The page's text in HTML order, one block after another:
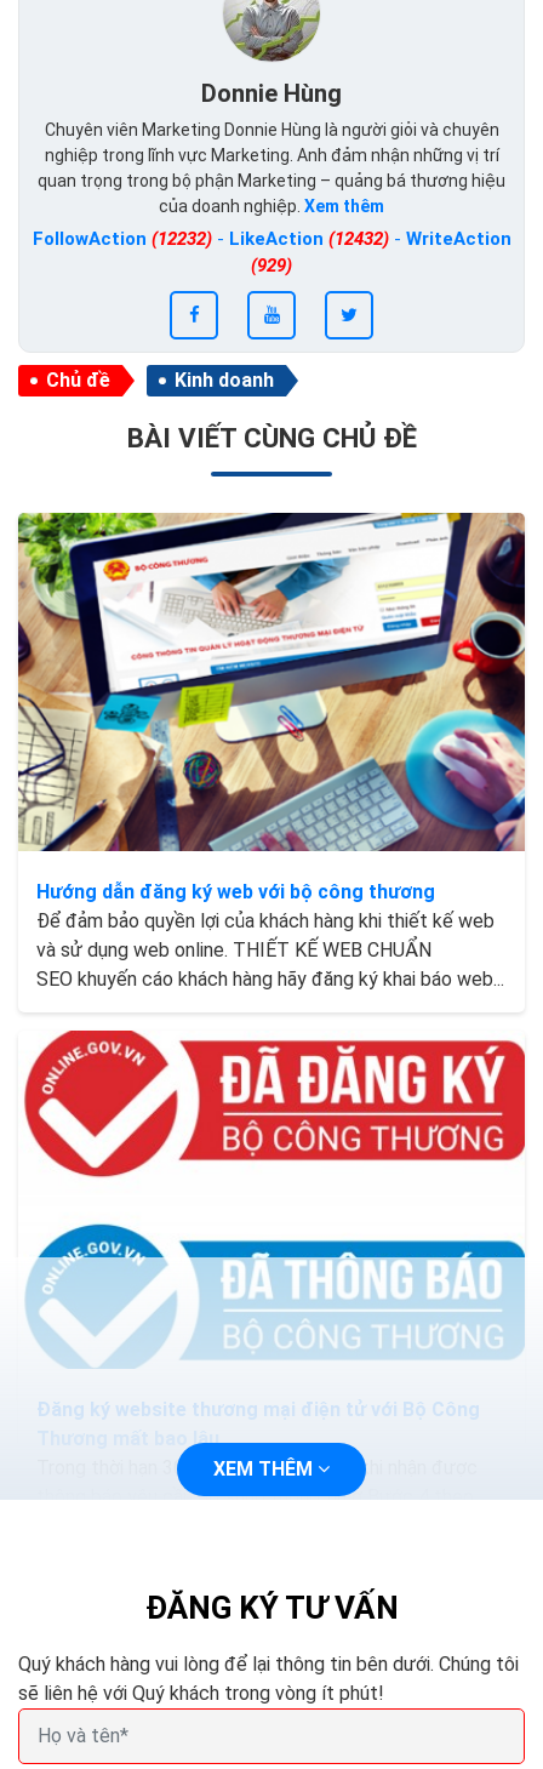
Donnie Hùng
Chuyên viên Marketing Donnie Hùng là người giỏi và chuyên
nghiệp trong lĩnh vực Marketing. Anh đảm nhận những vị trí
quan trọng trong bộ phận Marketing – quảng bá thương hiệu
của doanh nghiệp. Xem thêm
FollowAction (12232)- LikeAction (12432)- WriteAction
(929)
Chủ đề Kinh doanh
BÀI VIẾT CÙNG CHỦ ĐỀ
Hướng dẫn đăng ký web với bộ công thương
Để đảm bảo quyền lợi của khách hàng khi thiết kế web
và sử dụng web online. THIẾT KẾ WEB CHUẨN
SEO khuyến cáo khách hàng hãy đăng ký khai báo web...
Đăng ký website thương mại điện tử với Bộ Công
Thương mất bao lâu
Trong thời hạn 30 ngày làm việc kể từ khi nhận được
thông báo yêu cầu bổ sung thông tin ở Bước 4 theo
XEM THÊM
ĐĂNG KÝ TƯ VẤN
Quý khách hàng vui lòng để lại thông tin bên dưới. Chúng tôi
sẽ liên hệ với Quý khách trong vòng ít phút!